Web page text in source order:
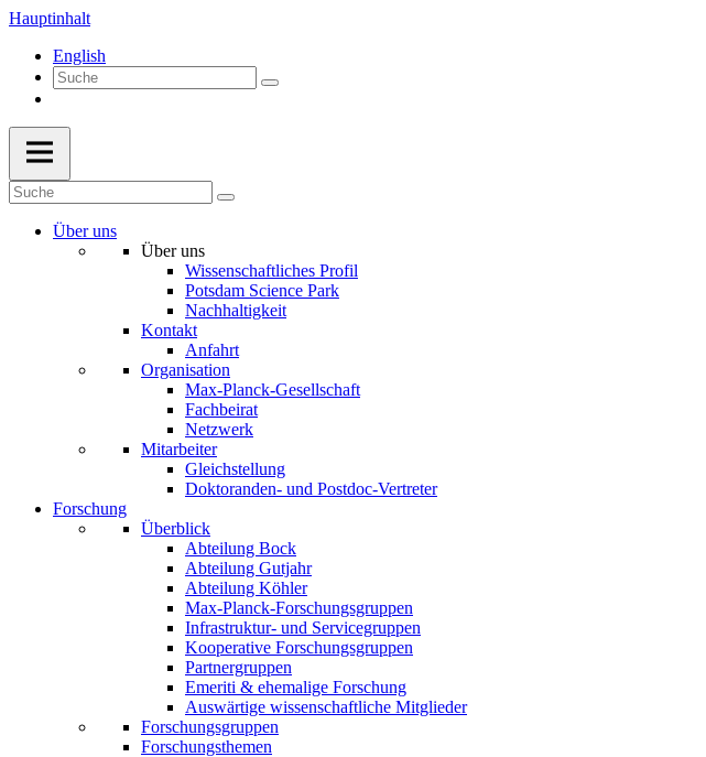
Hauptinhalt
English
Über uns
Über uns
Wissenschaftliches Profil
Potsdam Science Park
Nachhaltigkeit
Kontakt
Anfahrt
Organisation
Max-Planck-Gesellschaft
Fachbeirat
Netzwerk
Mitarbeiter
Gleichstellung
Doktoranden- und Postdoc-Vertreter
Forschung
Überblick
Abteilung Bock
Abteilung Gutjahr
Abteilung Köhler
Max-Planck-Forschungsgruppen
Infrastruktur- und Servicegruppen
Kooperative Forschungsgruppen
Partnergruppen
Emeriti & ehemalige Forschung
Auswärtige wissenschaftliche Mitglieder
Forschungsgruppen
Forschungsthemen